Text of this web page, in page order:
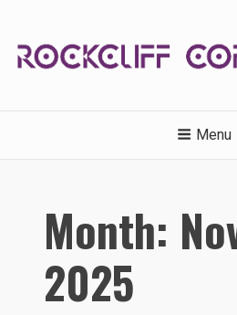
content
Menu
Month:
2025